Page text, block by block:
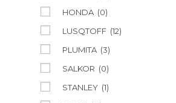
HONDA (0)
LUSQTOFF (12)
PLUMITA (3)
SALKOR (0)
STANLEY (1)